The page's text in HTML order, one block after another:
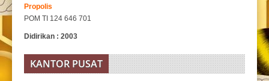
Propolis
POM TI 124 646 701
Didirikan : 2003
KANTOR PUSAT